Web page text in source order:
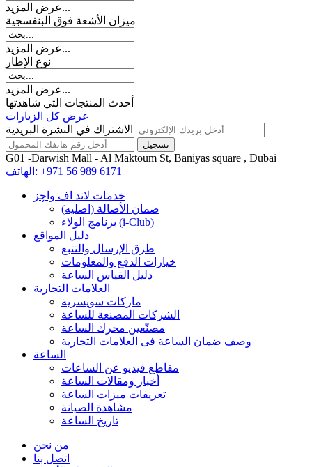
عرض المزيد...
میزان الأشعة فوق البنفسجية
عرض المزيد...
نوع الإطار
عرض المزيد...
أحدث المنتجات التي شاهدتها
عرض كل الزيارات
الاشتراك في النشرة البريدية
G01 -Darwish Mall - Al Maktoum St, Baniyas square , Dubai
الهاتف: +971 56 989 6171
خدمات لاند اف واچز
ضمان الأصالة (اصلیه)
برنامج الولاء (i-Club)
دليل المواقع
طرق الإرسال والتتبع
خيارات الدفع والمعلومات
دليل القياس الساعة
العلامات التجارية
ماركات سويسرية
الشركات المصنعة للساعة
مصنّعين محرك الساعة
وصف ضمان الساعة فی العلامات التجارية
الساعة
مقاطع فيديو عن الساعات
أخبار ومقالات الساعة
تعريفات ميزات الساعة
مشاهدة الصيانة
تاريخ الساعة
من نحن
اتصل بنا